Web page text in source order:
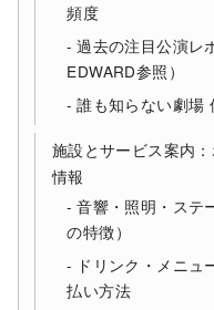
頻度
過去の注目公演レ
EDWARD参照）
誰も知らない劇場
施設とサービス案内
情報
音響・照明・ステ
の特徴）
ドリンク・メニュ
払い方法